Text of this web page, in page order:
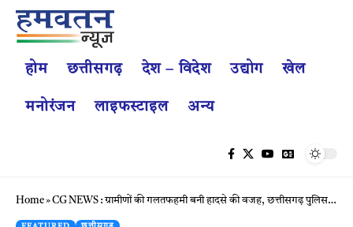
होम छत्तीसगढ़ देश – विदेश उद्योग खेल
मनोरंजन लाइफस्टाइल अन्य
Home»CG NEWS : ग्रामीणों की गलतफहमी बनी हादसे की वजह, छत्तीसगढ़ पुलिसकर्मियों की जमकर पिटाई